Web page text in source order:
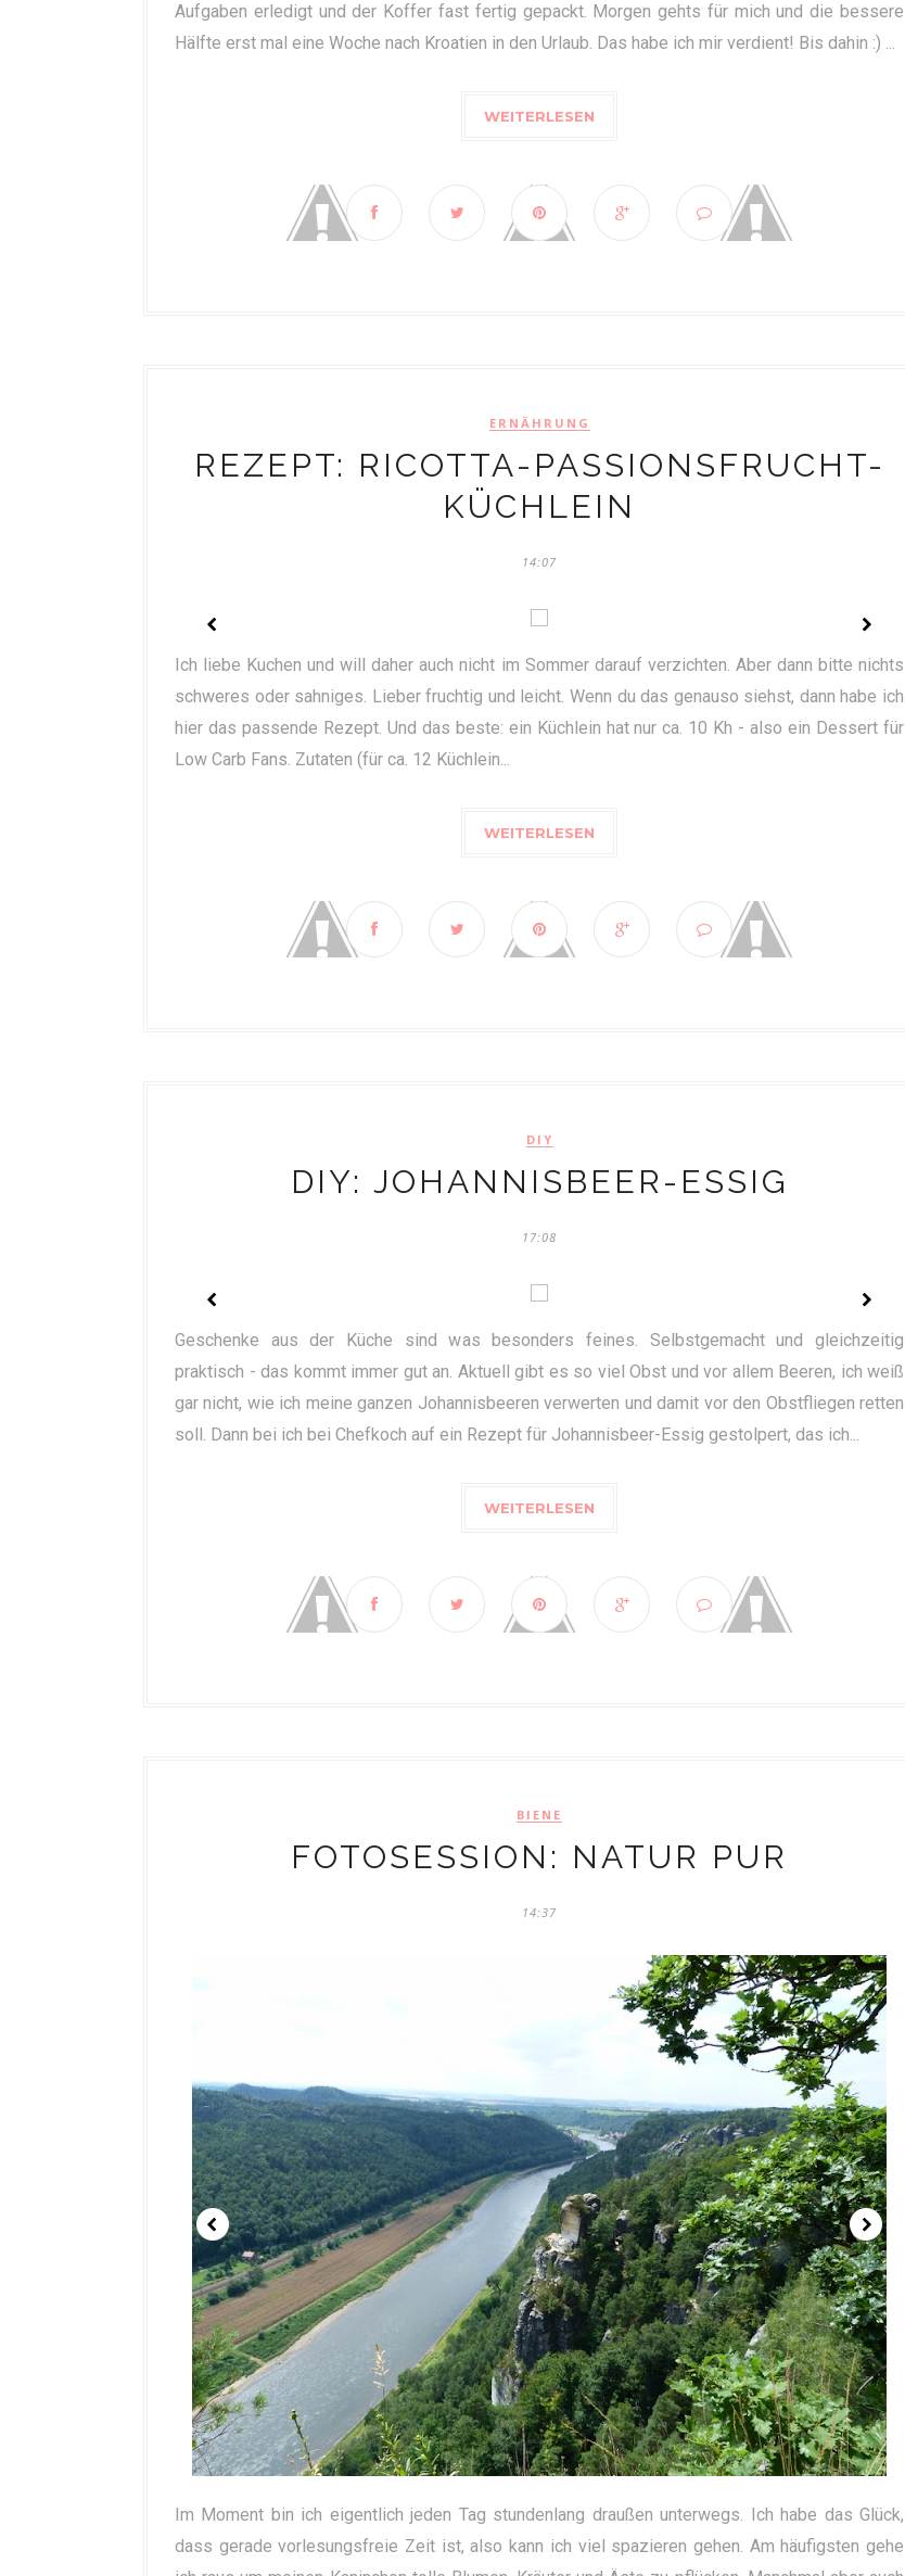
Aufgaben erledigt und der Koffer fast fertig gepackt. Morgen gehts für mich und die bessere
Hälfte erst mal eine Woche nach Kroatien in den Urlaub. Das habe ich mir verdient! Bis dahin :) ...
WEITERLESEN
ERNÄHRUNG
REZEPT: RICOTTA-PASSIONSFRUCHT-
KÜCHLEIN
14:07
Ich liebe Kuchen und will daher auch nicht im Sommer darauf verzichten. Aber dann bitte nichts
schweres oder sahniges. Lieber fruchtig und leicht. Wenn du das genauso siehst, dann habe ich
hier das passende Rezept. Und das beste: ein Küchlein hat nur ca. 10 Kh - also ein Dessert für
Low Carb Fans. Zutaten (für ca. 12 Küchlein...
WEITERLESEN
DIY
DIY: JOHANNISBEER-ESSIG
17:08
Geschenke aus der Küche sind was besonders feines. Selbstgemacht und gleichzeitig
praktisch - das kommt immer gut an. Aktuell gibt es so viel Obst und vor allem Beeren, ich weiß
gar nicht, wie ich meine ganzen Johannisbeeren verwerten und damit vor den Obstfliegen retten
soll. Dann bei ich bei Chefkoch auf ein Rezept für Johannisbeer-Essig gestolpert, das ich...
WEITERLESEN
BIENE
FOTOSESSION: NATUR PUR
14:37
Im Moment bin ich eigentlich jeden Tag stundenlang draußen unterwegs. Ich habe das Glück,
dass gerade vorlesungsfreie Zeit ist, also kann ich viel spazieren gehen. Am häufigsten gehe